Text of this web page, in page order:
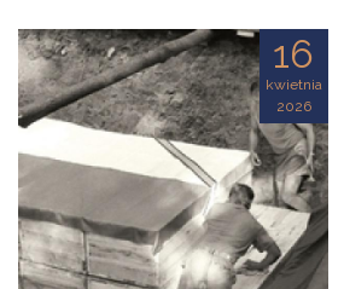
16
kwietnia
2026